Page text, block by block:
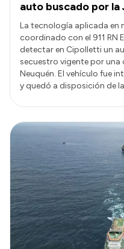
auto buscado por
La tecnología aplicada en
coordinado con el 911 RN
detectar en Cipolletti un
secuestro vigente por una
Neuquén. El vehículo fue
y quedó a disposición de